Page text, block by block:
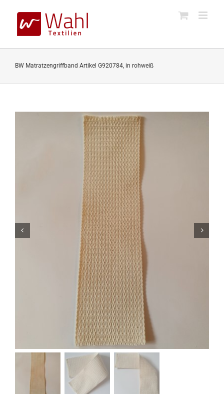
content
BW Matratzengriffband Artikel G920784, in rohweiß